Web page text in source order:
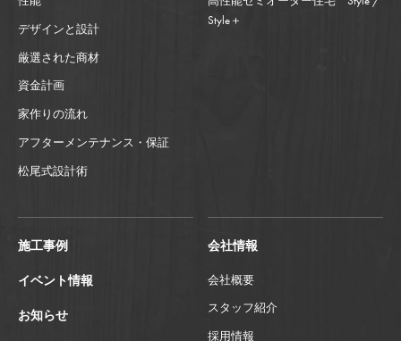
デザインと設計
厳選された商材
資金計画
家作りの流れ
アフターメンテナンス・保証
松尾式設計術
Style＋
施工事例
イベント情報
お知らせ
会社情報
会社概要
スタッフ紹介
採用情報